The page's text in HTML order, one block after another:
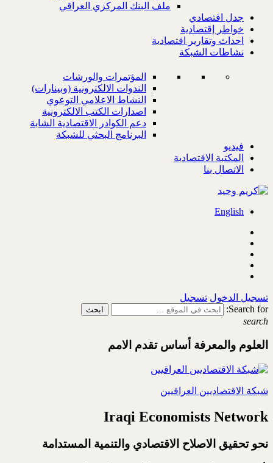
ملف البنك المركزي العراقي
جدل اقتصادي
خواطر إقتصادية
احداث وتقارير اقتصادية
نشاطات الشبكة
المؤتمرات والورشات
الندوات الالكترونية (وبينارات)
النشاط الاعلامي التوعوي
اصدارات الكتب الالكترونية
دعم الكوادر الاقتصادية الشابة
البرنامج البحثي للشبكة
فيديو
المكتبة الاقتصادية
الاتصال بنا
English
تسجيل الدخول تسجيل
Search for:
search
العلوم والمعرفة أساس تقدم الامم
شبكة الاقتصاديين العراقيين
Iraqi Economists Network
نحو تحقيق الاصلاح الاقتصادي والتنمية المستدامة